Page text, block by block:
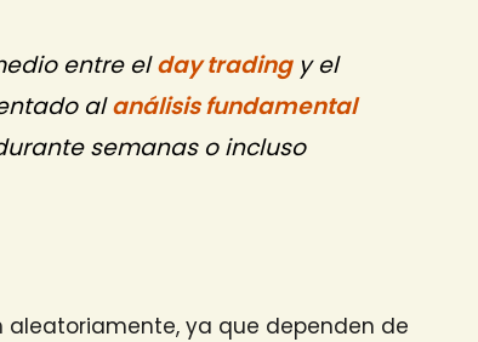
entre elday tradingy el
alanálisis fundamental
semanas o incluso
ya que dependen de